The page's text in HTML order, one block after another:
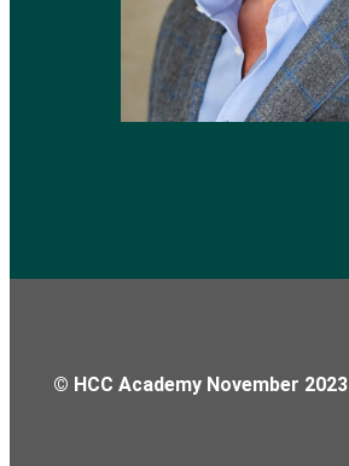
© HCC Academy November 2023